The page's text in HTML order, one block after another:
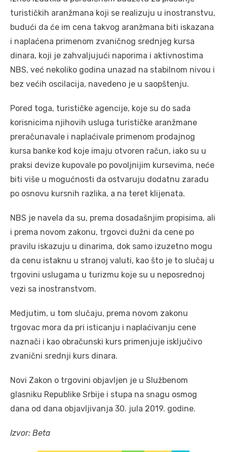
turističkih aranžmana koji se realizuju u inostranstvu,
budući da će im cena takvog aranžmana biti iskazana
i naplaćena primenom zvaničnog srednjeg kursa
dinara, koji je zahvaljujući naporima i aktivnostima
NBS, već nekoliko godina unazad na stabilnom nivou i
bez većih oscilacija, navedeno je u saopštenju.
Pored toga, turističke agencije, koje su do sada
korisnicima njihovih usluga turističke aranžmane
preračunavale i naplaćivale primenom prodajnog
kursa banke kod koje imaju otvoren račun, iako su u
praksi devize kupovale po povoljnijim kursevima, neće
biti više u mogućnosti da ostvaruju dodatnu zaradu
po osnovu kursnih razlika, a na teret klijenata.
NBS je navela da su, prema dosadašnjim propisima, ali
i prema novom zakonu, trgovci dužni da cene po
pravilu iskazuju u dinarima, dok samo izuzetno mogu
da cenu istaknu u stranoj valuti, kao što je to slučaj u
trgovini uslugama u turizmu koje su u neposrednoj
vezi sa inostranstvom.
Medjutim, u tom slučaju, prema novom zakonu
trgovac mora da pri isticanju i naplaćivanju cene
naznači i kao obračunski kurs primenjuje isključivo
zvanični srednji kurs dinara.
Novi Zakon o trgovini objavljen je u Službenom
glasniku Republike Srbije i stupa na snagu osmog
dana od dana objavljivanja 30. jula 2019. godine.
Izvor: Beta